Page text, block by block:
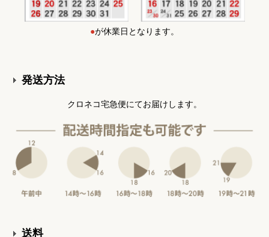
●が休業日となります。
発送方法
クロネコ宅急便にてお届けします。
送料